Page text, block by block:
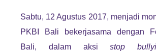
Sabtu, 12 Agustus 2017, menjadi
PKBI Bali bekerjasama dengan
Bali, dalam aksistop